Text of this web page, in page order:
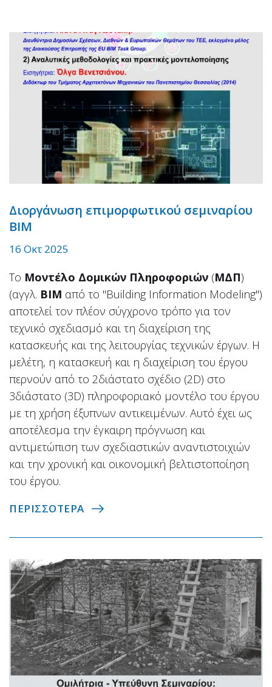
Διοργάνωση επιμορφωτικού σεμιναρίου
ΒΙΜ
16 Οκτ 2025
Το Μοντέλο Δομικών Πληροφοριών (ΜΔΠ)
(αγγλ. BIM από το "Building Information Modeling")
αποτελεί τον πλέον σύγχρονο τρόπο για τον
τεχνικό σχεδιασμό και τη διαχείριση της
κατασκευής και της λειτουργίας τεχνικών έργων. Η
μελέτη, η κατασκευή και η διαχείριση του έργου
περνούν από το 2διάστατο σχέδιο (2D) στο
3διάστατο (3D) πληροφοριακό μοντέλο του έργου
με τη χρήση έξυπνων αντικειμένων. Αυτό έχει ως
αποτέλεσμα την έγκαιρη πρόγνωση και
αντιμετώπιση των σχεδιαστικών αναντιστοιχιών
και την χρονική και οικονομική βελτιστοποίηση
του έργου.
ΠΕΡΙΣΣΟΤΕΡΑ